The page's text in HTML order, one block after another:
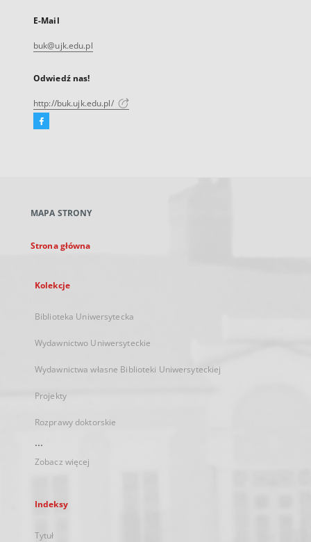
E-Mail
buk@ujk.edu.pl
Odwiedź nas!
http://buk.ujk.edu.pl/
Facebook
karcie
MAPA STRONY
Strona główna
Kolekcje
Biblioteka Uniwersytecka
Wydawnictwo Uniwersyteckie
Wydawnictwa własne Biblioteki Uniwersyteckiej
Projekty
Rozprawy doktorskie
...
Zobacz więcej
Indeksy
Tytuł